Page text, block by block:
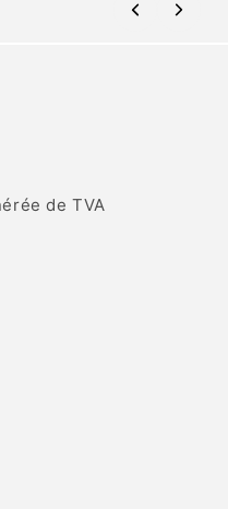
de TVA